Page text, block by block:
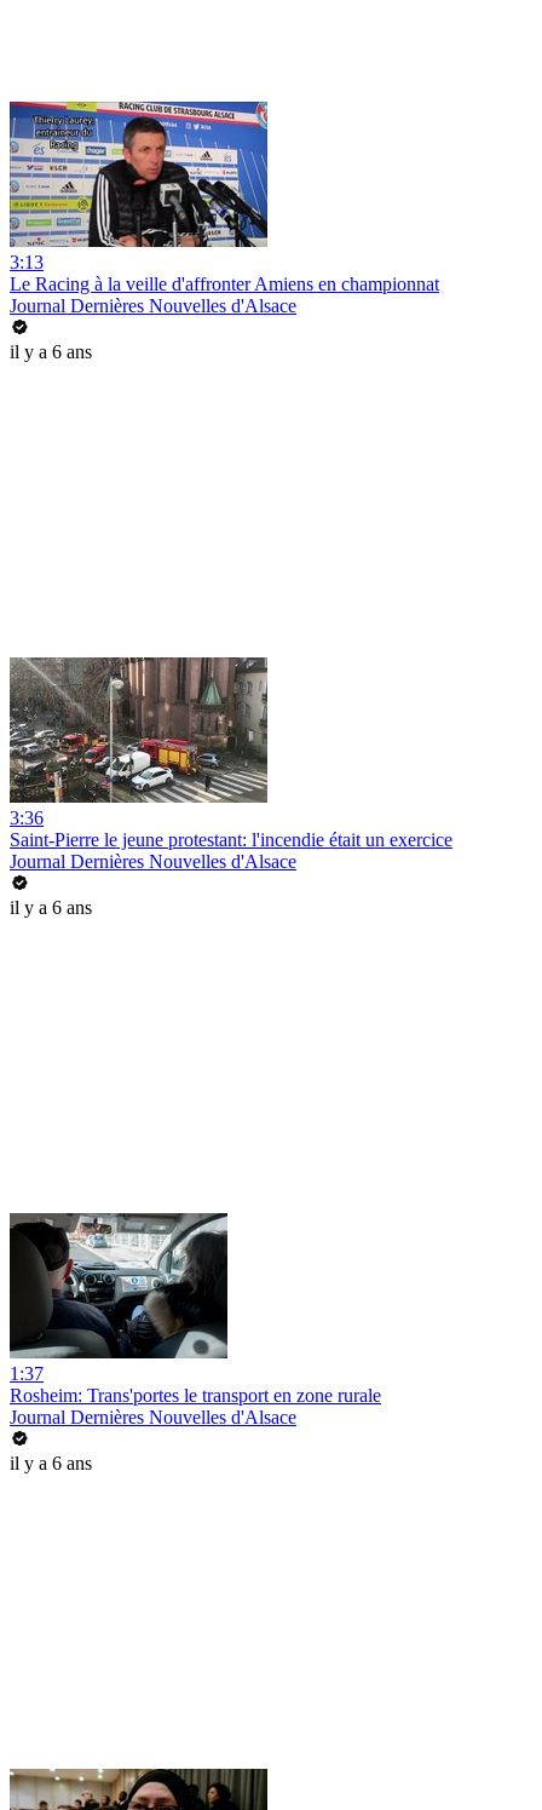
3:13
Le Racing à la veille d'affronter Amiens en championnat
Journal Dernières Nouvelles d'Alsace
il y a 6 ans
3:36
Saint-Pierre le jeune protestant: l'incendie était un exercice
Journal Dernières Nouvelles d'Alsace
il y a 6 ans
1:37
Rosheim: Trans'portes le transport en zone rurale
Journal Dernières Nouvelles d'Alsace
il y a 6 ans